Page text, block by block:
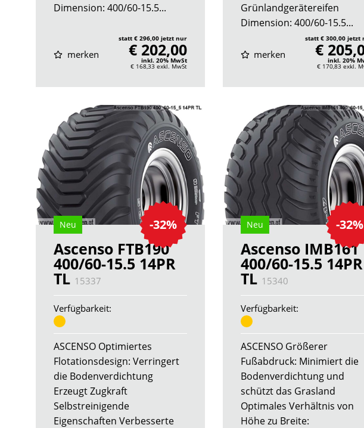
Dimension: 400/60-15.5...
merken
statt € 296,00 jetzt nur
€ 202,00
inkl. 20% MwSt
€ 168,33 exkl. MwSt
Grünlandgerätereifen
Dimension: 400/60-15.5...
merken
statt € 300,00 jetzt
€
inkl. 20%
€ 170,83 exkl.
-32%
Neu
Ascenso FTB190
400/60-15.5 14PR
TL 15337
Verfügbarkeit:
ASCENSO Optimiertes
Flotationsdesign: Verringert
die Bodenverdichtung
Erzeugt Zugkraft
Selbstreinigende
Eigenschaften Verbesserte
-32%
Neu
Ascenso IMB161
400/60-15.5 14PR
TL 15340
Verfügbarkeit:
ASCENSO Größerer
Fußabdruck: Minimiert die
Bodenverdichtung und
schützt das Grasland
Optimales Verhältnis von
Höhe zu Breite: